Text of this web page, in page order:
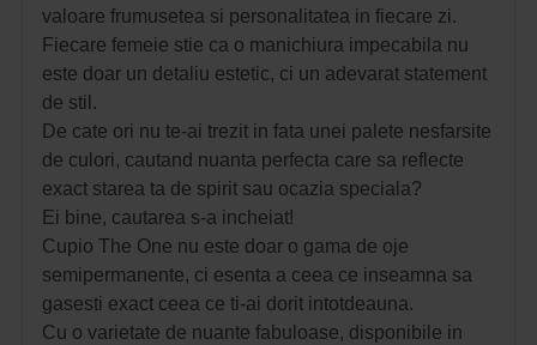
valoare frumusetea si personalitatea in fiecare zi.
Fiecare femeie stie ca o manichiura impecabila nu
este doar un detaliu estetic, ci un adevarat statement
de stil.
De cate ori nu te-ai trezit in fata unei palete nesfarsite
de culori, cautand nuanta perfecta care sa reflecte
exact starea ta de spirit sau ocazia speciala?
Ei bine, cautarea s-a incheiat!
Cupio The One nu este doar o gama de oje
semipermanente, ci esenta a ceea ce inseamna sa
gasesti exact ceea ce ti-ai dorit intotdeauna.
Cu o varietate de nuante fabuloase, disponibile in